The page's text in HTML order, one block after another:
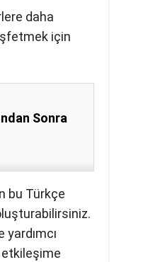
daha
için
bu Türkçe
test